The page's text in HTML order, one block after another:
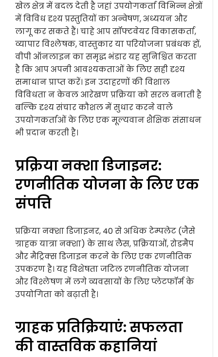
खेल क्षेत्र में बदल देती है जहां उपयोगकर्ता विभिन्न क्षेत्रों
में विविध दृश्य प्रस्तुतियों का अन्वेषण, अध्ययन और
लागू कर सकते हैं। चाहे आप सॉफ्टवेयर विकासकर्ता,
व्यापार विश्लेषक, वास्तुकार या परियोजना प्रबंधक हों,
वीपी ऑनलाइन का समृद्ध भंडार यह सुनिश्चित करता
है कि आप अपनी आवश्यकताओं के लिए सही दृश्य
समाधान प्राप्त करें। इन उदाहरणों की विशाल
विविधता न केवल आरेखण प्रक्रिया को सरल बनाती है
बल्कि दृश्य संचार कौशल में सुधार करने वाले
उपयोगकर्ताओं के लिए एक मूल्यवान शैक्षिक संसाधन
भी प्रदान करती है।
प्रक्रिया नक्शा डिजाइनर:
रणनीतिक योजना के लिए एक
संपत्ति
प्रक्रिया नक्शा डिजाइनर, 40 से अधिक टेम्पलेट (जैसे
ग्राहक यात्रा नक्शा) के साथ लैस, प्रक्रियाओं, रोडमैप
और मैट्रिक्स डिजाइन करने के लिए एक रणनीतिक
उपकरण है। यह विशेषता जटिल रणनीतिक योजना
और विश्लेषण में लगे व्यवसायों के लिए प्लेटफॉर्म के
उपयोगिता को बढ़ाती है।
ग्राहक प्रतिक्रियाएं: सफलता
की वास्तविक कहानियां